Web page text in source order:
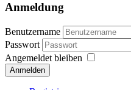
Anmeldung
Benutzername
Passwort
Angemeldet bleiben
Anmelden